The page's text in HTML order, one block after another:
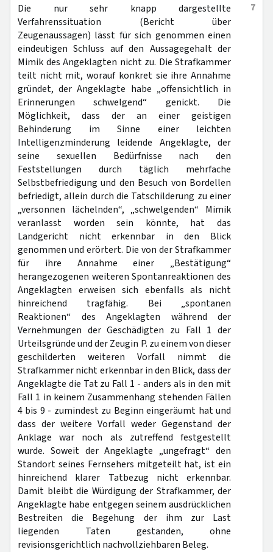
7
Die nur sehr knapp dargestellte
Verfahrenssituation (Bericht über
Zeugenaussagen) lässt für sich genommen einen
eindeutigen Schluss auf den Aussagegehalt der
Mimik des Angeklagten nicht zu. Die Strafkammer
teilt nicht mit, worauf konkret sie ihre Annahme
gründet, der Angeklagte habe „offensichtlich in
Erinnerungen schwelgend“ genickt. Die
Möglichkeit, dass der an einer geistigen
Behinderung im Sinne einer leichten
Intelligenzminderung leidende Angeklagte, der
seine sexuellen Bedürfnisse nach den
Feststellungen durch täglich mehrfache
Selbstbefriedigung und den Besuch von Bordellen
befriedigt, allein durch die Tatschilderung zu einer
„versonnen lächelnden“, „schwelgenden“ Mimik
veranlasst worden sein könnte, hat das
Landgericht nicht erkennbar in den Blick
genommen und erörtert. Die von der Strafkammer
für ihre Annahme einer „Bestätigung“
herangezogenen weiteren Spontanreaktionen des
Angeklagten erweisen sich ebenfalls als nicht
hinreichend tragfähig. Bei „spontanen
Reaktionen“ des Angeklagten während der
Vernehmungen der Geschädigten zu Fall 1 der
Urteilsgründe und der Zeugin P. zu einem von dieser
geschilderten weiteren Vorfall nimmt die
Strafkammer nicht erkennbar in den Blick, dass der
Angeklagte die Tat zu Fall 1 - anders als in den mit
Fall 1 in keinem Zusammenhang stehenden Fällen
4 bis 9 - zumindest zu Beginn eingeräumt hat und
dass der weitere Vorfall weder Gegenstand der
Anklage war noch als zutreffend festgestellt
wurde. Soweit der Angeklagte „ungefragt“ den
Standort seines Fernsehers mitgeteilt hat, ist ein
hinreichend klarer Tatbezug nicht erkennbar.
Damit bleibt die Würdigung der Strafkammer, der
Angeklagte habe entgegen seinem ausdrücklichen
Bestreiten die Begehung der ihm zur Last
liegenden Taten gestanden, ohne
revisionsgerichtlich nachvollziehbaren Beleg.